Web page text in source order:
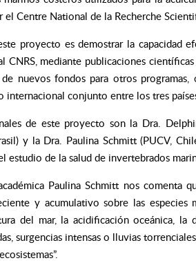
Centre National de la Recherche
proyecto es demostrar la capacidad
CNRS, mediante publicaciones
nuevos fondos para otros
internacional conjunto entre los tres
de este proyecto son la Dra.
y la Dra. Paulina Schmitt (PUCV,
estudio de la salud de invertebrados
Paulina Schmitt nos comenta
y acumulativo sobre las especies
del mar, la acidificación oceánica,
surgencias intensas o lluvias